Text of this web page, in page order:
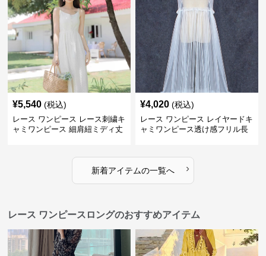
¥5,540 (税込)
レース ワンピース レース刺繍キ
ャミワンピース 細肩紐ミディ丈
¥4,020 (税込)
レース ワンピース レイヤードキ
ャミワンピース透け感フリル長
新着アイテムの一覧へ ›
レース ワンピースロングのおすすめアイテム